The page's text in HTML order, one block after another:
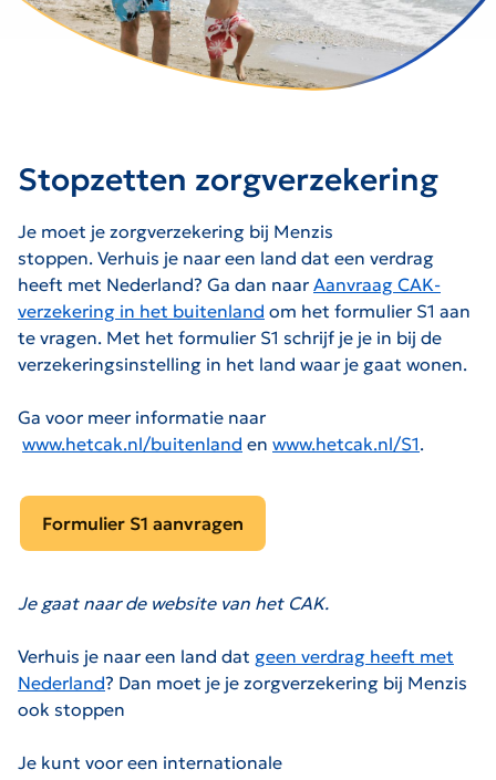
Stopzetten zorgverzekering
Je moet je zorgverzekering bij Menzis
stoppen. Verhuis je naar een land dat een verdrag
heeft met Nederland? Ga dan naar Aanvraag CAK-
verzekering in het buitenland om het formulier S1 aan
te vragen. Met het formulier S1 schrijf je je in bij de
verzekeringsinstelling in het land waar je gaat wonen.
Ga voor meer informatie naar
www.hetcak.nl/buitenland en www.hetcak.nl/S1.
Formulier S1 aanvragen
Je gaat naar de website van het CAK.
Verhuis je naar een land dat geen verdrag heeft met
Nederland? Dan moet je je zorgverzekering bij Menzis
ook stoppen
Je kunt voor een internationale